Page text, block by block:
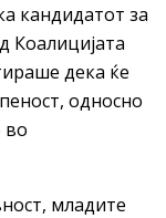
кандидатот за
Коалицијата
дека ќе
односно
во
младите